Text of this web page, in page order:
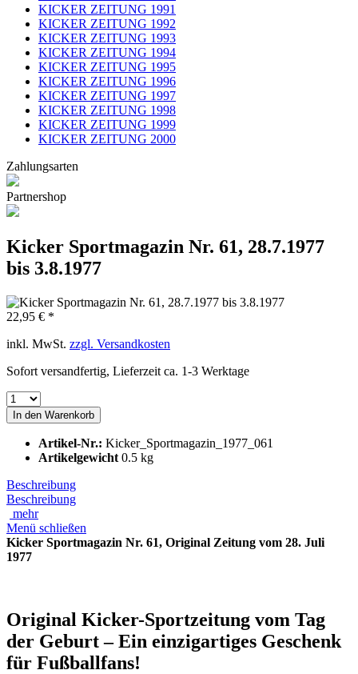
KICKER ZEITUNG 1991
KICKER ZEITUNG 1992
KICKER ZEITUNG 1993
KICKER ZEITUNG 1994
KICKER ZEITUNG 1995
KICKER ZEITUNG 1996
KICKER ZEITUNG 1997
KICKER ZEITUNG 1998
KICKER ZEITUNG 1999
KICKER ZEITUNG 2000
Zahlungsarten
Partnershop
Kicker Sportmagazin Nr. 61, 28.7.1977
bis 3.8.1977
22,95 € *
inkl. MwSt. zzgl. Versandkosten
Sofort versandfertig, Lieferzeit ca. 1-3 Werktage
In den Warenkorb
Artikel-Nr.: Kicker_Sportmagazin_1977_061
Artikelgewicht 0.5 kg
Beschreibung
Beschreibung
mehr
Menü schließen
Kicker Sportmagazin Nr. 61, Original Zeitung vom 28. Juli
1977
Original Kicker-Sportzeitung vom Tag
der Geburt – Ein einzigartiges Geschenk
für Fußballfans!